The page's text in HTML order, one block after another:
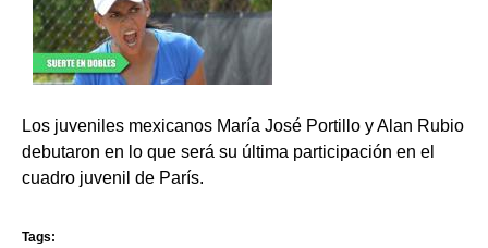
Los juveniles mexicanos María José Portillo y Alan Rubio
debutaron en lo que será su última participación en el
cuadro juvenil de París.
Tags: